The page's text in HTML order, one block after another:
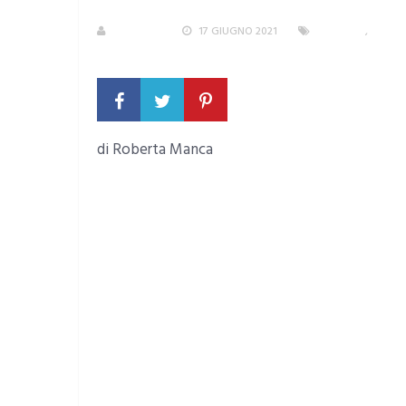
17 GIUGNO 2021 ,
di Roberta Manca